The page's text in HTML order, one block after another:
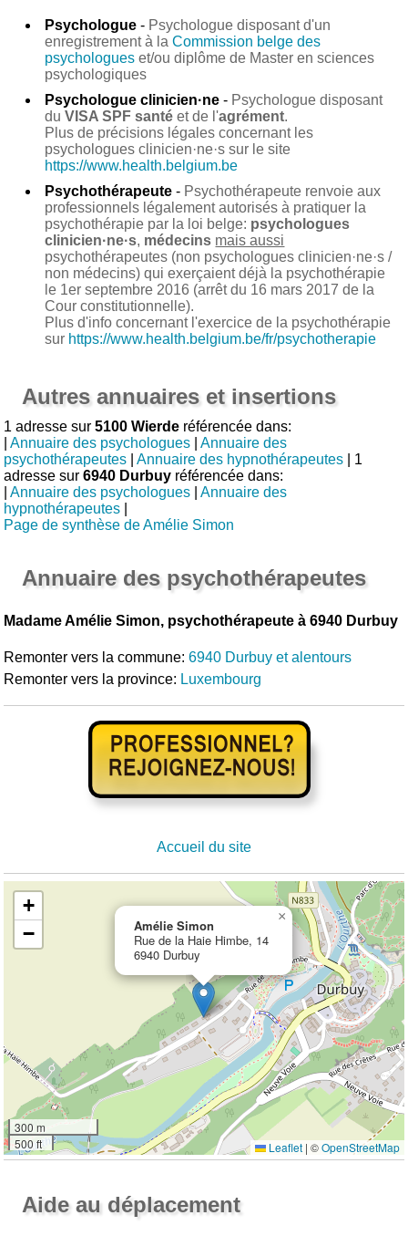
Psychologue - Psychologue disposant d'un
enregistrement à laCommission belge des
psychologues et/ou diplôme de Master en sciences
psychologiques
Psychologue clinicien·ne - Psychologue disposant
duVISA SPF santé et de l'agrément.
Plus de précisions légales concernant les
psychologues clinicien·ne·s sur le site
https://www.health.belgium.be
Psychothérapeute - Psychothérapeute renvoie aux
professionnels légalement autorisés à pratiquer la
psychothérapie par la loi belge: psychologues
clinicien·ne·s, médecins mais aussi
psychothérapeutes (non psychologues clinicien·ne·s /
non médecins) qui exerçaient déjà la psychothérapie
le 1er septembre 2016 (arrêt du 16 mars 2017 de la
Cour constitutionnelle).
Plus d'info concernant l'exercice de la psychothérapie
sur https://www.health.belgium.be/fr/psychotherapie
Autres annuaires et insertions
1 adresse sur5100 Wierde référencée dans:
|Annuaire des psychologues |Annuaire des
psychothérapeutes |Annuaire des hypnothérapeutes | 1
adresse sur6940 Durbuy référencée dans:
|Annuaire des psychologues |Annuaire des
hypnothérapeutes
Page de synthèse de Amélie Simon
Annuaire des psychothérapeutes
Madame Amélie Simon, psychothérapeute à 6940 Durbuy
Remonter vers la commune:6940 Durbuy et alentours
Remonter vers la province: Luxembourg
Accueil du site
Amélie Simon
Rue de la Haie Himbe, 14
6940 Durbuy
×
+
−
300 m
500 ft
Leaflet | ©OpenStreetMap
Aide au déplacement